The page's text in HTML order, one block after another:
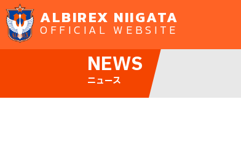
ALBIREX NIIGATA
OFFICIAL WEBSITE
NEWS
ニュース